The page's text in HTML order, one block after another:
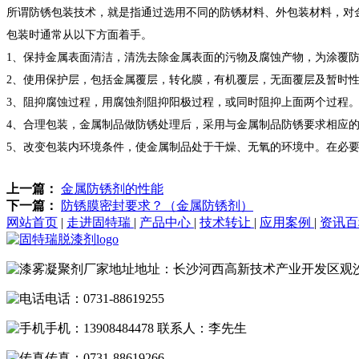
所谓防锈包装技术，就是指通过选用不同的防锈材料、外包装材料，
包装时通常从以下方面着手。
1、保持金属表面清洁，清洗去除金属表面的污物及腐蚀产物，为涂覆
2、使用保护层，包括金属覆层，转化膜，有机覆层，无面覆层及暂时
3、阻抑腐蚀过程，用腐蚀剂阻抑阳极过程，或同时阻抑上面两个过程。
4、合理包装，金属制品做防锈处理后，采用与金属制品防锈要求相应
5、改变包装内环境条件，使金属制品处于干燥、无氧的环境中。在必
上一篇： 金属防锈剂的性能
下一篇：
防锈膜密封要求？（金属防锈剂）
网站首页 | 走进固特瑞 | 产品中心 | 技术转让 | 应用案例 | 资讯
地址：长沙河西高新技术产业开发区观
电话：0731-88619255
手机：13908484478 联系人：李先生